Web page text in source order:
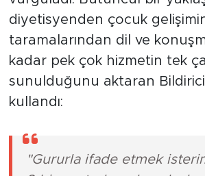
diyetisyenden çocuk
taramalarından dil ve
kadar pek çok hizmetin tek
sunulduğunu aktaran
kullandı:
"Gururla ifade etmek